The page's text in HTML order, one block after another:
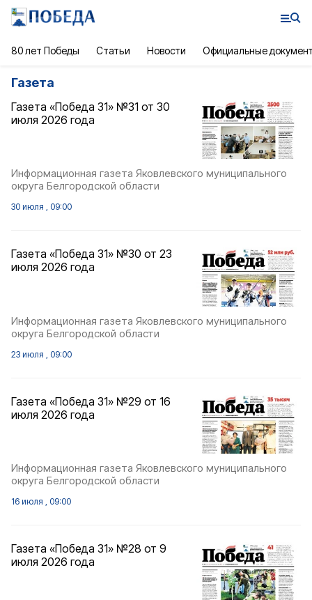
80 лет Победы Статьи Новости Официальные
Газета
Газета «Победа 31» №31 от 30
июля 2026 года
Информационная газета Яковлевского муниципального
округа Белгородской области
30 июля , 09:00
Газета «Победа 31» №30 от 23
июля 2026 года
Информационная газета Яковлевского муниципального
округа Белгородской области
23 июля , 09:00
Газета «Победа 31» №29 от 16
июля 2026 года
Информационная газета Яковлевского муниципального
округа Белгородской области
16 июля , 09:00
Газета «Победа 31» №28 от 9
июля 2026 года